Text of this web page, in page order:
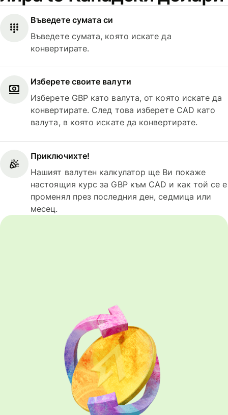
Въведете сумата си
Въведете сумата, която искате да
конвертирате.
Изберете своите валути
Изберете GBP като валута, от която искате да
конвертирате. След това изберете CAD като
валута, в която искате да конвертирате.
Приключихте!
Нашият валутен калкулатор ще Ви покаже
настоящия курс за GBP към CAD и как той се е
променял през последния ден, седмица или
месец.